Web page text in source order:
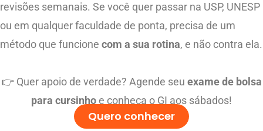
revisões semanais. Se você quer passar na USP, UNESP
ou em qualquer faculdade de ponta, precisa de um
método que funcione com a sua rotina, e não contra ela.
👉 Quer apoio de verdade? Agende seu exame de bolsa
para cursinho e conheça o GI aos sábados!
Quero conhecer